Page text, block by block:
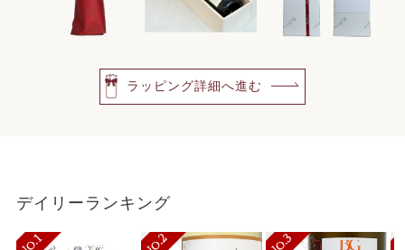
ラッピング詳細へ進む
デイリーランキング